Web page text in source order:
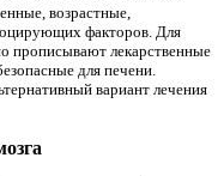
возрастные,
факторов. Для
прописывают лекарственные
для печени.
вариант лечения